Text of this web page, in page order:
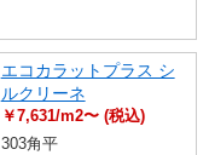
エコカラットプラス シ
ルクリーネ
￥7,631/m2〜 (税込)
303角平